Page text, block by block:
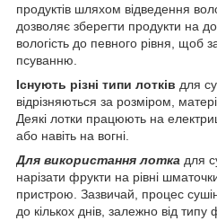
продуктів шляхом відведення
дозволяє зберегти продукти на
вологість до певного рівня, щоб
псуванню.
Існують різні типи лотків для
відрізняються за розміром,
Деякі лотки працюють на
або навіть на вогні.
Для використання лотка для
нарізати фрукти на рівні
пристрою. Зазвичай, процес
до кількох днів, залежно від типу